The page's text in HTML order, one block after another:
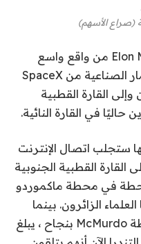
(صراع الأسهم)
يقترب برنامج Starlink من Elon Musk من واقع واسع
الانتشار. كوكبة الإنترنت عبر الأقمار الصناعية من SpaceX
القارة القطبية
حاليًا في القارة النائية.
ستجلب اتصال الإنترنت
في محطة ماكموردو
الزائرون. بينما
نجحت Starlink في توصيل محطة McMurdo بنجاح ، يبلغ